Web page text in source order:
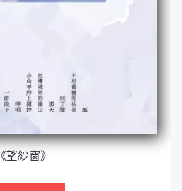
《望紗窗》